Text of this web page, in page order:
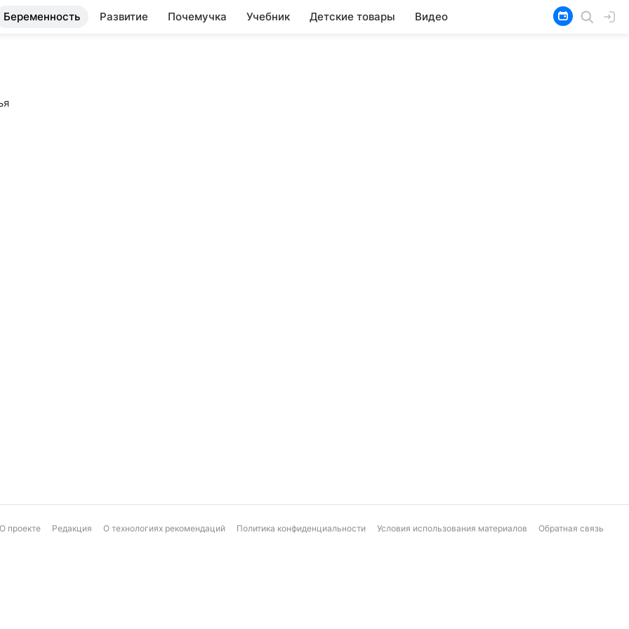
Беременность Развитие Почемучка Учебник Детские товары Видео
О проекте Редакция О технологиях рекомендаций Политика конфиденциальности Условия использования материалов Обратная связь